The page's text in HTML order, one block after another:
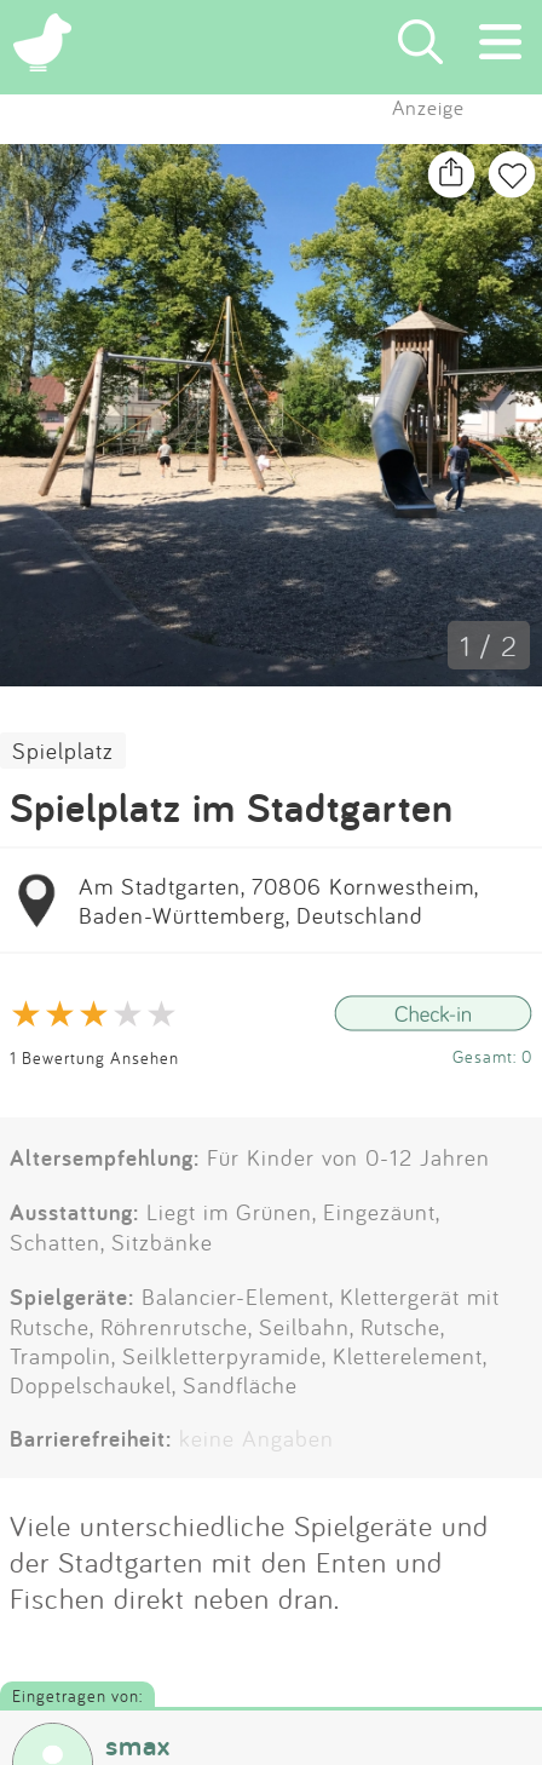
×
Suchen
Eintragen
App
Blog
Partner
Kontakt
Impressum
Anmelden
Anzeige
1 / 2
Spielplatz
Spielplatz im Stadtgarten
Am Stadtgarten, 70806 Kornwestheim,
Baden-Württemberg, Deutschland
1 Bewertung Ansehen Gesamt: 0
Altersempfehlung: Für Kinder von 0-12 Jahren
Ausstattung: Liegt im Grünen, Eingezäunt,
Schatten, Sitzbänke
Spielgeräte: Balancier-Element, Klettergerät mit
Rutsche, Röhrenrutsche, Seilbahn, Rutsche,
Trampolin, Seilkletterpyramide, Kletterelement,
Doppelschaukel, Sandfläche
Barrierefreiheit: keine Angaben
Viele unterschiedliche Spielgeräte und
der Stadtgarten mit den Enten und
Fischen direkt neben dran.
Eingetragen von:
smax